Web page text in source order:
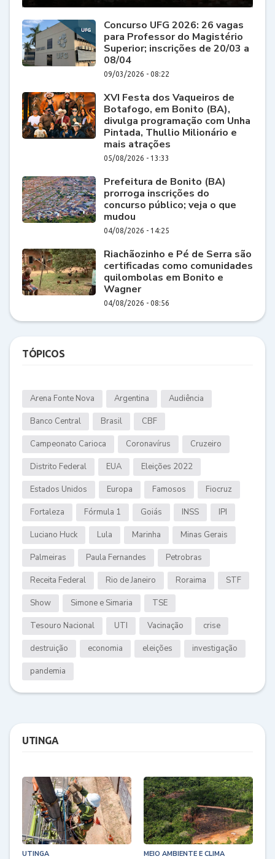
Concurso UFG 2026: 26 vagas
para Professor do Magistério
Superior; inscrições de 20/03 a
08/04
09/03/2026 - 08:22
XVI Festa dos Vaqueiros de
Botafogo, em Bonito (BA),
divulga programação com Unha
Pintada, Thullio Milionário e
mais atrações
05/08/2026 - 13:33
Prefeitura de Bonito (BA)
prorroga inscrições do
concurso público; veja o que
mudou
04/08/2026 - 14:25
Riachãozinho e Pé de Serra são
certificadas como comunidades
quilombolas em Bonito e
Wagner
04/08/2026 - 08:56
TÓPICOS
Arena Fonte Nova Argentina Audiência
Banco Central Brasil CBF
Campeonato Carioca Coronavírus Cruzeiro
Distrito Federal EUA Eleições 2022
Estados Unidos Europa Famosos Fiocruz
Fortaleza Fórmula 1 Goiás INSS IPI
Luciano Huck Lula Marinha Minas Gerais
Palmeiras Paula Fernandes Petrobras
Receita Federal Rio de Janeiro Roraima STF
Show Simone e Simaria TSE
Tesouro Nacional UTI Vacinação crise
destruição economia eleições investigação
pandemia
UTINGA
UTINGA MEIO AMBIENTE E CLIMA